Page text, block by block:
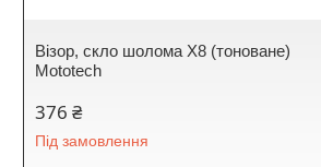
Візор, скло шолома X8 (тоноване)
Mototech
376 ₴
Під замовлення